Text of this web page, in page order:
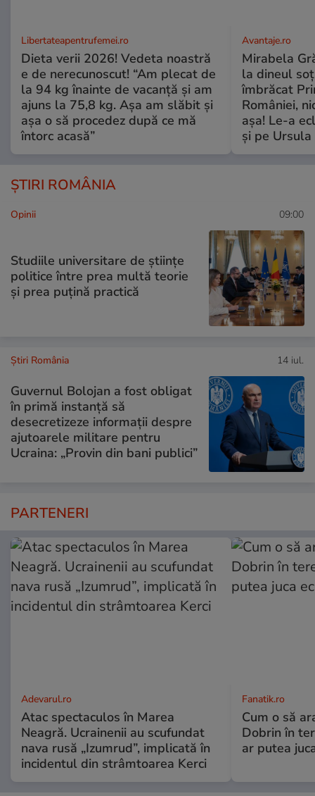
Libertateapentrufemei.ro
Dieta verii 2026! Vedeta noastră
e de nerecunoscut! “Am plecat de
la 94 kg înainte de vacanță și am
ajuns la 75,8 kg. Așa am slăbit și
așa o să procedez după ce mă
întorc acasă”
Avantaje.ro
Mirabela
la dineul
îmbrăcat
României,
așa! Le-a
și pe
ȘTIRI ROMÂNIA
Opinii 09:00
Studiile universitare de științe
politice între prea multă teorie
și prea puțină practică
Știri România 14 iul.
Guvernul Bolojan a fost obligat
în primă instanță să
desecretizeze informații despre
ajutoarele militare pentru
Ucraina: „Provin din bani publici”
PARTENERI
Adevarul.ro
Atac spectaculos în Marea
Neagră. Ucrainenii au scufundat
nava rusă „Izumrud”, implicată în
incidentul din strâmtoarea Kerci
Fanatik.ro
Cum o să
Dobrin în
ar putea